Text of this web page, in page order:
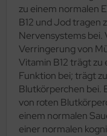
zu einem normalen
B12 und Jod tragen
Nervensystems bei.
Verringerung von
Vitamin B12 trägt zu
Funktion bei; trägt
Blutkörperchen bei.
von roten
einem normalen
einer normalen